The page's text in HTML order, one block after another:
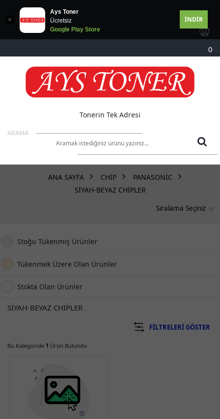
Ays Toner
Ücretsiz
Google Play Store
İNDİR
0
Tonerin Tek Adresi
ARAMA
MARKALAR
DRUM TONER
STOK DURUMU
ANA SAYFA CHİP
PANASONİC
SİYAH-BEYAZ CHİPLER
Stoğu Tükenmiş Ürünler
Tükenmek Üzere Olan Ürünler
Stokta Olan Ürünler
SİYAH-BEYAZ CHİPLER
FILTRELERI GÖSTER
Bu Kategoride 1 Ürün Bulundu